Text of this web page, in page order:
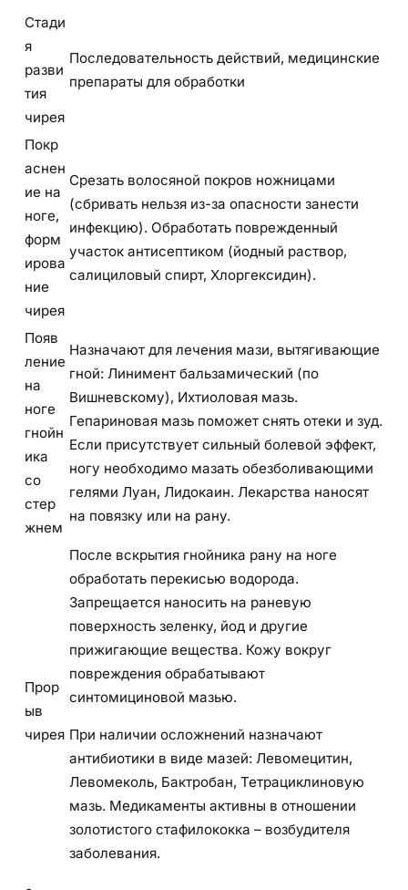
Стади
я
разви
тия
чирея
Последовательность действий, медицинские
препараты для обработки
Покр
аснен
ие на
ноге,
форм
ирова
ние
чирея
Срезать волосяной покров ножницами
(сбривать нельзя из-за опасности занести
инфекцию). Обработать поврежденный
участок антисептиком (йодный раствор,
салициловый спирт, Хлоргексидин).
Появ
ление
на
ноге
гнойн
ика
со
стер
жнем
Назначают для лечения мази, вытягивающие
гной: Линимент бальзамический (по
Вишневскому), Ихтиоловая мазь.
Гепариновая мазь поможет снять отеки и зуд.
Если присутствует сильный болевой эффект,
ногу необходимо мазать обезболивающими
гелями Луан, Лидокаин. Лекарства наносят
на повязку или на рану.
Прор
ыв
чирея
После вскрытия гнойника рану на ноге
обработать перекисью водорода.
Запрещается наносить на раневую
поверхность зеленку, йод и другие
прижигающие вещества. Кожу вокруг
повреждения обрабатывают
синтомициновой мазью.
При наличии осложнений назначают
антибиотики в виде мазей: Левомецитин,
Левомеколь, Бактробан, Тетрациклиновую
мазь. Медикаменты активны в отношении
золотистого стафилококка – возбудителя
заболевания.